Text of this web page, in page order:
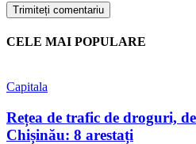
CELE MAI POPULARE
Capitala
Rețea de trafic de droguri,
Chișinău: 8 arestați